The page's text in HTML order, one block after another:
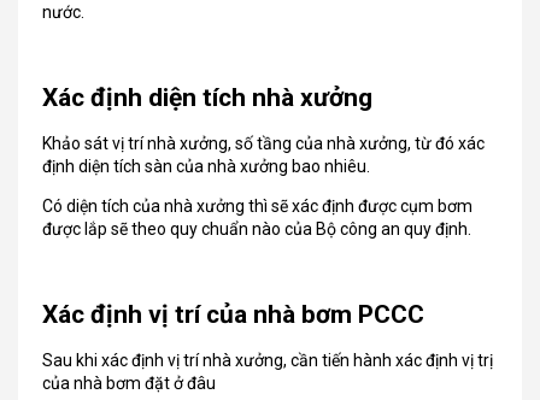
nước.
Xác định diện tích nhà xưởng
Khảo sát vị trí nhà xưởng, số tầng của nhà xưởng, từ đó xác
định diện tích sàn của nhà xưởng bao nhiêu.
Có diện tích của nhà xưởng thì sẽ xác định được cụm bơm
được lắp sẽ theo quy chuẩn nào của Bộ công an quy định.
Xác định vị trí của nhà bơm PCCC
Sau khi xác định vị trí nhà xưởng, cần tiến hành xác định vị trị
của nhà bơm đặt ở đâu